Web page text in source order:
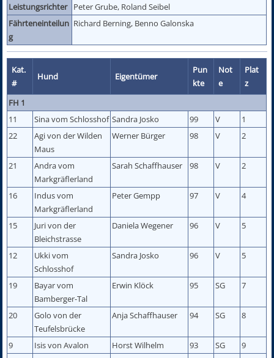
Leistungsrichter Peter Grube, Roland Seibel
Fährteneinteilun
g
Richard Berning, Benno Galonska
Kat.
#
Hund Eigentümer
Pun
kte
Not
e
Plat
z
FH 1
11
Sina vom Schlosshof Sandra Josko 99 V
1
22
Agi von der Wilden
Maus
Werner Bürger 98 V 2
21
Andra vom
Markgräflerland
Sarah Schaffhauser 98 V 2
16
Indus vom
Markgräflerland
Peter Gempp 97 V 4
15
Juri von der
Bleichstrasse
Daniela Wegener 96 V 5
12
Ukki vom
Schlosshof
Sandra Josko 96 V 5
19
Bayar vom
Bamberger-Tal
Erwin Klöck 95 SG 7
20
Golo von der
Teufelsbrücke
Anja Schaffhauser 94 SG 8
9 Isis von Avalon Horst Wilhelm 93 SG
9